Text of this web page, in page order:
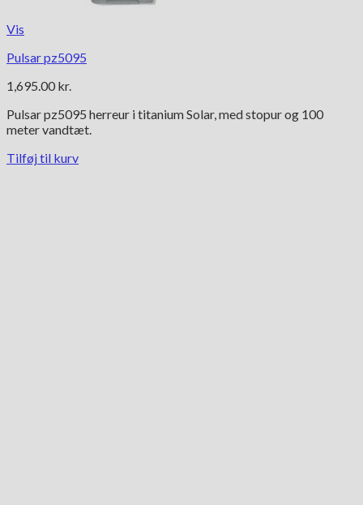
Vis
Pulsar pz5095
1,695.00 kr.
Pulsar pz5095 herreur i titanium Solar, med stopur og 100
meter vandtæt.
Tilføj til kurv